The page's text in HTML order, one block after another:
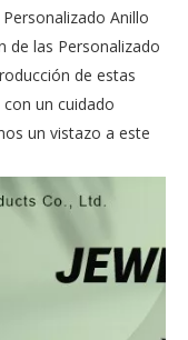
Anillo
de las Personalizado
de estas
un cuidado
un vistazo a este